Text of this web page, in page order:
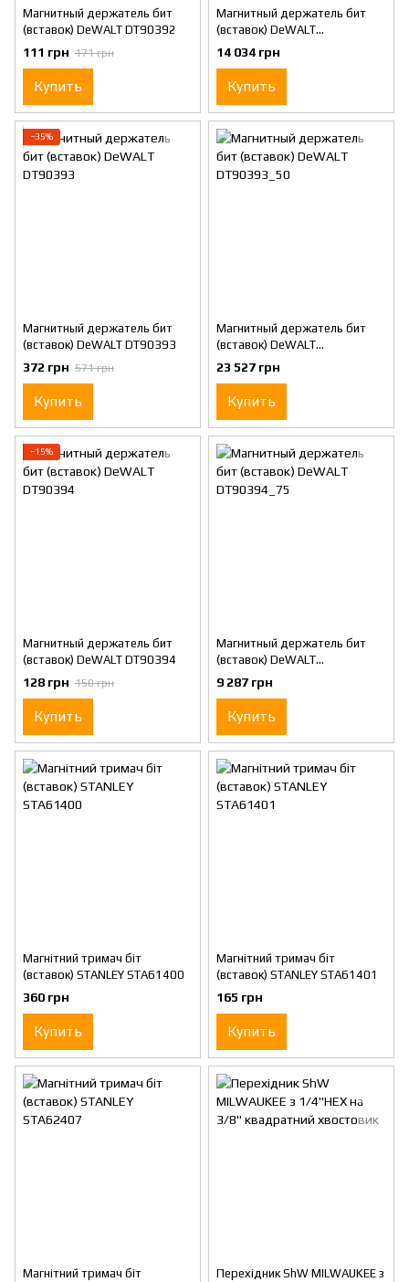
Магнитный держатель бит
(вставок) DeWALT DT90392
111 грн 171 грн
Купить
Магнитный держатель бит
(вставок) DeWALT
DT90392_100
14 034 грн
Купить
−35%
Магнитный держатель бит
(вставок) DeWALT DT90393
372 грн 571 грн
Купить
Магнитный держатель бит
(вставок) DeWALT
DT90393_50
23 527 грн
Купить
−15%
Магнитный держатель бит
(вставок) DeWALT DT90394
128 грн 150 грн
Купить
Магнитный держатель бит
(вставок) DeWALT
DT90394_75
9 287 грн
Купить
Магнітний тримач біт
(вставок) STANLEY STA61400
360 грн
Купить
Магнітний тримач біт
(вставок) STANLEY STA61401
165 грн
Купить
Магнітний тримач біт
Перехідник ShW MILWAUKEE з